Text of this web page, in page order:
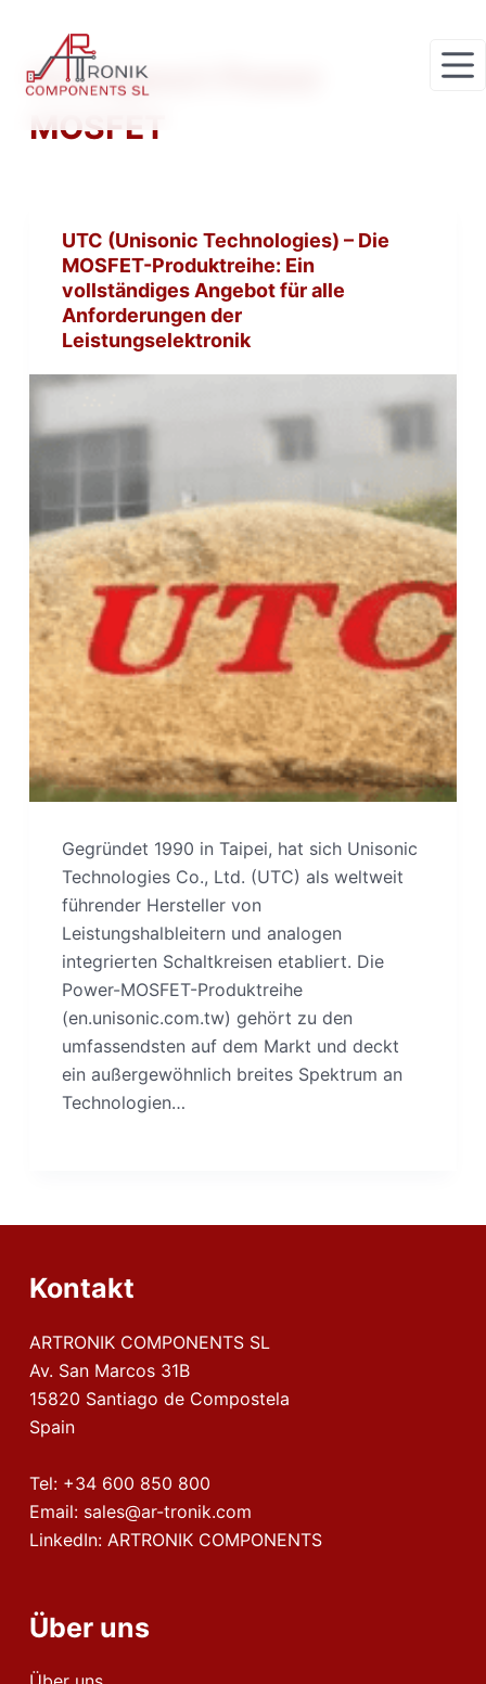
m
n
Schlagwort
MOSFET
UTC (Unisonic Technologies) – Die
MOSFET-Produktreihe: Ein
vollständiges Angebot für alle
Anforderungen der
Leistungselektronik
Gegründet 1990 in Taipei, hat sich Unisonic
Technologies Co., Ltd. (UTC) als weltweit
führender Hersteller von
Leistungshalbleitern und analogen
integrierten Schaltkreisen etabliert. Die
Power-MOSFET-Produktreihe
(en.unisonic.com.tw) gehört zu den
umfassendsten auf dem Markt und deckt
ein außergewöhnlich breites Spektrum an
Technologien…
Kontakt
ARTRONIK COMPONENTS SL
Av. San Marcos 31B
15820 Santiago de Compostela
Spain
Tel: +34 600 850 800
Email: sales@ar-tronik.com
LinkedIn: ARTRONIK COMPONENTS
Über uns